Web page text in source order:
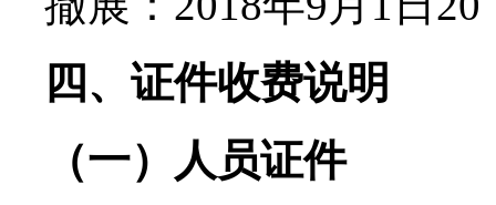
四、证件收费说明
（一）人员证件